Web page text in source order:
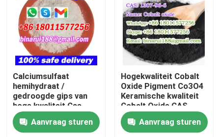
Thuis
Producten
Calciumsulfaat
hemihydraat /
gedroogde gips van
hoge kwaliteit Cas
10034-76-1
Aanvraag sturen
Hogekwaliteit Cobalt
Oxide Pigment Co3O4
Keramische kwaliteit
Cobalt Oxide CAS
1307-96-6
Aanvraag sturen